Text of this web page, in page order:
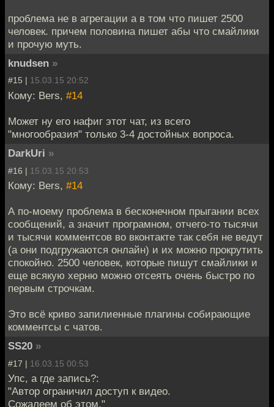
проблема не в агрегации а в том что пишет 2500
человек. причем половина пишет абы что смайлики
и прочую муть.
knudsen »
#15 | 15.03.15 20:52
Кому: Bers, #14
Может ну его нафиг этот чат, из всего
"многообразия" только 3-4 достойных вопроса.
DarkUri »
#16 | 15.03.15 20:53
Кому: Bers, #14
А по-моему проблема в бесконечном прыгании всех
сообщений, а значит програмном, отчего-то тысячи
и тысячи комментсов во вконтакте так себя не ведут
(а они подгружаются онлайн) и их можно прокрутить
спокойно. 2500 человек, которые пишут смайлики и
еще всякую херню можно отсеять очень быстро по
первым строчкам.
Это всё криво запилиенные плагины собирающие
комментсы с чатов.
SS20 »
#17 | 16.03.15 00:53
Упс, а где запись?:
"Автор ограничил доступ к видео.
Сожалеем об этом."